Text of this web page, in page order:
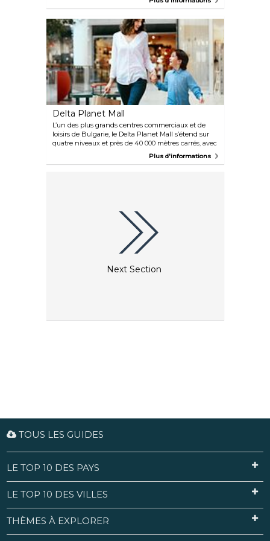
pharmacies, etc. À proximité de la plage, vous
des produits de première nécessité tels que des
serviettes, des lunettes, des maillots de bain et
d'autres articles dont vous pourriez avoir besoin
pour une journée au bord de la mer. Les deux rues
comptent quelques banques et guichets
automatiques pour des retraits d'espèces pratiques,
ainsi que des petits magasins ouverts 24 heures sur
24 proposant des boissons, des collations et du café.
Delta Planet Mall
L’un des plus grands centres commerciaux et de
loisirs de Bulgarie, le Delta Planet Mall s’étend sur
quatre niveaux et près de 40 000 mètres carrés, avec
plus de 130 enseignes, dont des marques
compte 12 salles, dont une équipée de la
technologie 4DX avec effets sensoriels. Les enfants
se dirigent souvent vers le Magic Tree, une tour
intérieure de 12 mètres qui traverse les différents
niveaux, tandis que des toboggans en libre accès
Plus d'informations
Next Section
TOUS LES GUIDES
LE TOP 10 DES PAYS
LE TOP 10 DES VILLES
THÈMES À EXPLORER